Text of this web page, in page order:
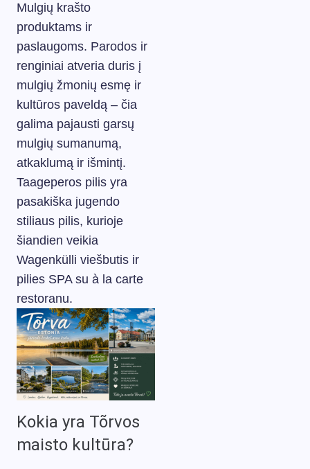
Mulgių krašto
produktams ir
paslaugoms. Parodos ir
renginiai atveria duris į
mulgių žmonių esmę ir
kultūros paveldą – čia
galima pajausti garsų
mulgių sumanumą,
atkaklumą ir išmintį.
Taageperos pilis yra
pasakiška jugendo
stiliaus pilis, kurioje
šiandien veikia
Wagenkülli viešbutis ir
pilies SPA su à la carte
restoranu.
Kokia yra Tõrvos
maisto kultūra?